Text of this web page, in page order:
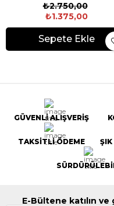
₺1.375,00
₺2.750,00
Sepete Ekle
GÜVENLİ ALIŞVERİŞ
TAKSİTLİ ÖDEME ŞIK
E-Bültene katılın